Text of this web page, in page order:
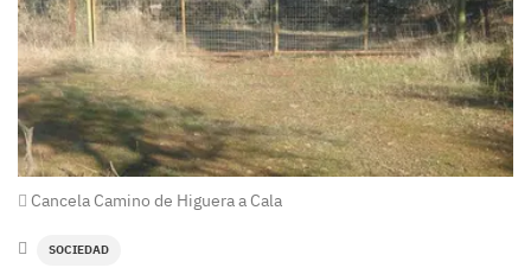
Cancela Camino de Higuera a Cala
SOCIEDAD